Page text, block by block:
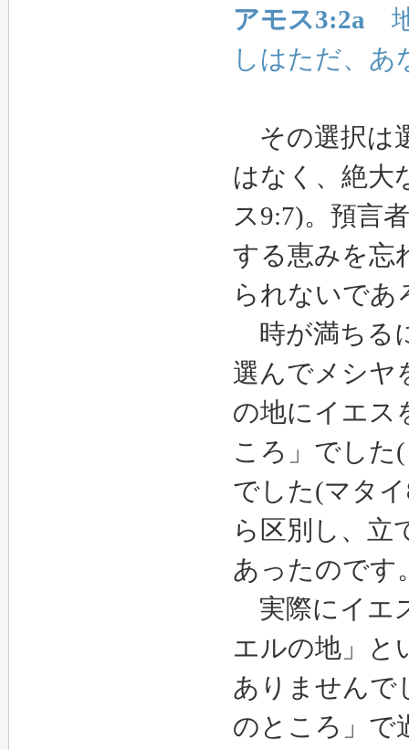
アモス3:2a
しはただ、あ
その選択は
はなく、絶大
ス9:7)。預言
する恵みを忘
られないであ
時が満ちる
選んでメシヤ
の地にイエス
ころ」でした
でした(マタ
ら区別し、立
あったのです
実際にイエ
エルの地」と
ありませんで
のところ」で